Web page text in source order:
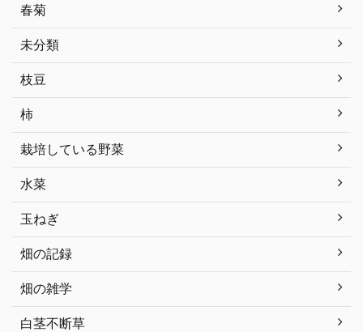
春菊
未分類
枝豆
柿
栽培している野菜
水菜
玉ねぎ
畑の記録
畑の雑学
白茎不断草